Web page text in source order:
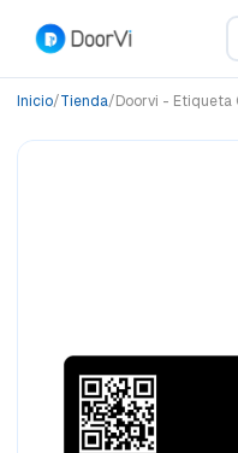
Inicio/Tienda/Doorvi - Etiqueta